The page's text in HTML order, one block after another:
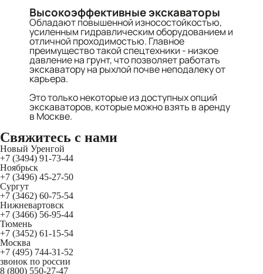
Высокоэффективные экскаваторы
Обладают повышенной износостойкостью,
усиленным гидравлическим оборудованием и
отличной проходимостью. Главное
преимущество такой спецтехники - низкое
давление на грунт, что позволяет работать
экскаватору на рыхлой почве неподалеку от
карьера.
Это только некоторые из доступных опций
экскаваторов, которые можно взять в аренду
в Москве.
Свяжитесь с нами
Новый Уренгой
+7 (3494) 91-73-44
Ноябрьск
+7 (3496) 45-27-50
Сургут
+7 (3462) 60-75-54
Нижневартовск
+7 (3466) 56-95-44
Тюмень
+7 (3452) 61-15-54
Москва
+7 (495) 744-31-52
звонок по россии
8 (800) 550-27-47